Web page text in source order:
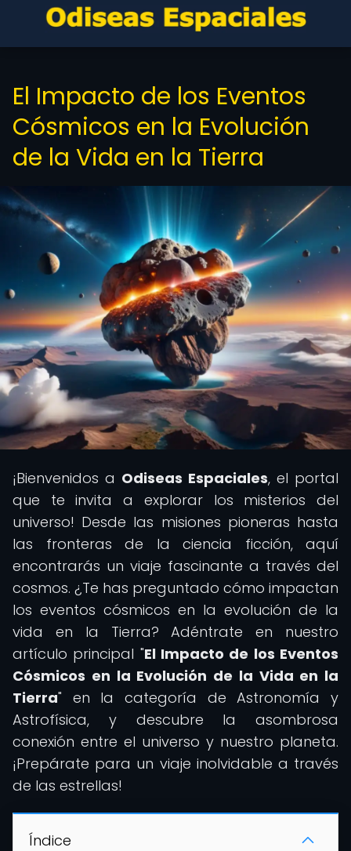
El Impacto de los Eventos
Cósmicos en la Evolución
de la Vida en la Tierra
¡Bienvenidos a Odiseas Espaciales, el portal
que te invita a explorar los misterios del
universo! Desde las misiones pioneras hasta
las fronteras de la ciencia ficción, aquí
encontrarás un viaje fascinante a través del
cosmos. ¿Te has preguntado cómo impactan
los eventos cósmicos en la evolución de la
vida en la Tierra? Adéntrate en nuestro
artículo principal "El Impacto de los Eventos
Cósmicos en la Evolución de la Vida en la
Tierra" en la categoría de Astronomía y
Astrofísica, y descubre la asombrosa
conexión entre el universo y nuestro planeta.
¡Prepárate para un viaje inolvidable a través
de las estrellas!
Índice